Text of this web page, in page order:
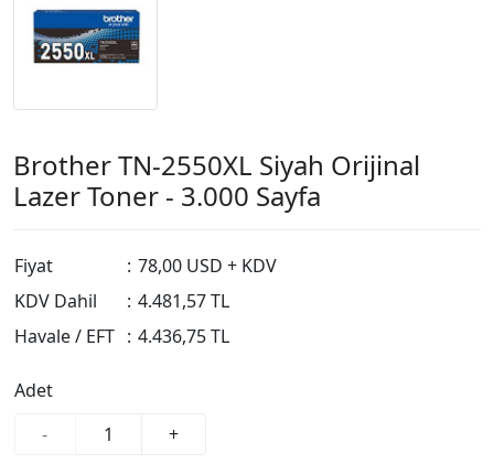
Brother TN-2550XL Siyah Orijinal
Lazer Toner - 3.000 Sayfa
Fiyat : 78,00 USD + KDV
KDV Dahil
: 4.481,57 TL
Havale / EFT : 4.436,75 TL
Adet
-
+